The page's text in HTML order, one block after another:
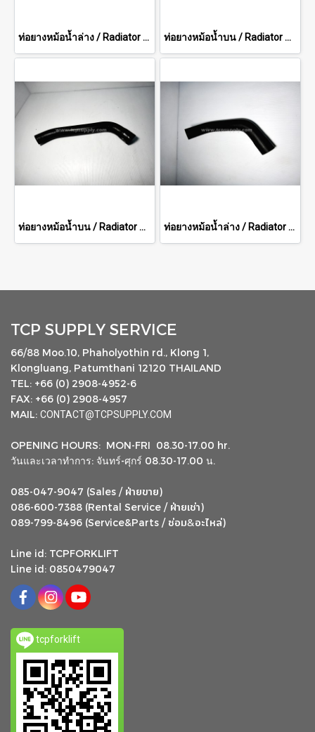
ท่อยางหม้อน้ำล่าง / Radiator Hose (Lower) ท่อยางหม้อน้ำบน / Radiator Hose (Upper)
ท่อยางหม้อน้ำบน / Radiator Hose (Upper) ท่อยางหม้อน้ำล่าง / Radiator Hose (Lower)
TCP SUPPLY SERVICE
66/88 Moo.10, Phaholyothin rd., Klong 1,
Klongluang, Patumthani 12120 THAILAND
TEL: +66 (0) 2908-4952-6
FAX: +66 (0) 2908-4957
MAIL: CONTACT@TCPSUPPLY.COM
OPENING HOURS: MON-FRI 08.30-17.00 hr.
วันและเวลาทำการ: จันทร์-ศุกร์ 08.30-17.00 น.
085-047-9047 (Sales / ฝ่ายขาย)
086-600-7388 (Rental Service / ฝ่ายเช่า)
089-799-8496 (Service&Parts / ซ่อม&อะไหล่)
Line id: TCPFORKLIFT
Line id: 0850479047
tcpforklift